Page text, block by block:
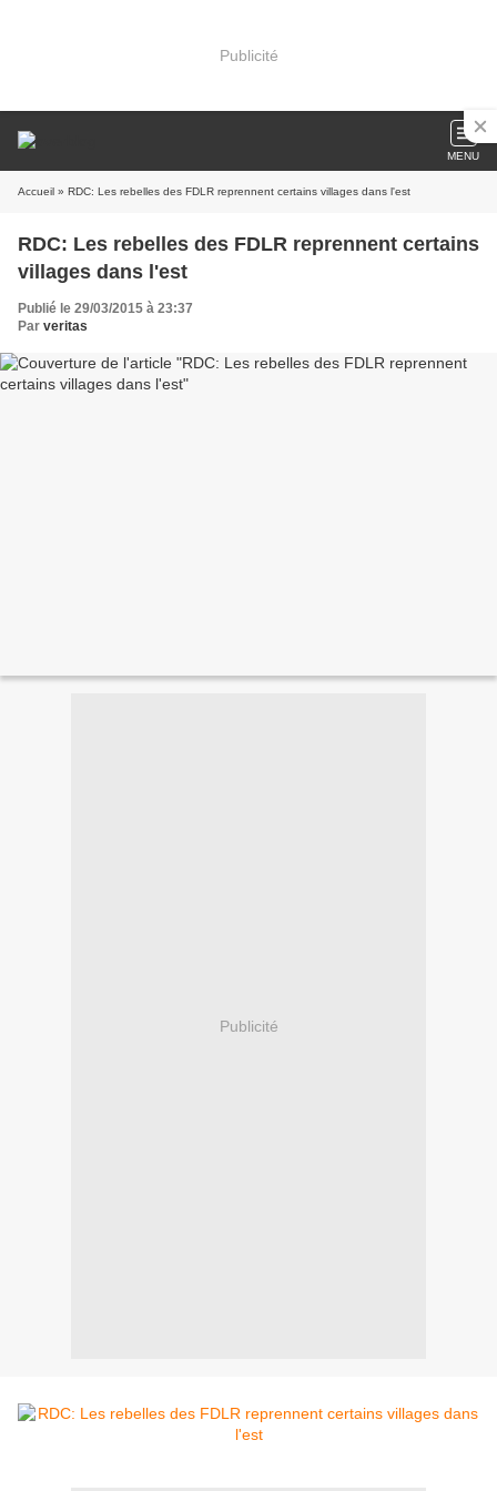
Publicité
MENU
Accueil » RDC: Les rebelles des FDLR reprennent certains villages dans l'est
RDC: Les rebelles des FDLR reprennent certains
villages dans l'est
Publié le 29/03/2015 à 23:37
Par veritas
Publicité